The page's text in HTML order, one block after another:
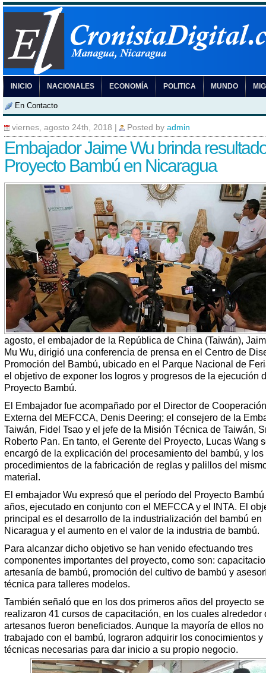
INICIO NACIONALES ECONOMÍA POLITICA MUNDO
En Contacto
viernes, agosto 24th, 2018 Posted by admin
Embajador Jaime Wu brinda
Proyecto Bambú en Nicaragua
agosto, el embajador de la República de China (Taiwán),
Mu Wu, dirigió una conferencia de prensa en el Centro de
Promoción del Bambú, ubicado en el Parque Nacional de
el objetivo de exponer los logros y progresos de la ejecución
Proyecto Bambú.
El Embajador fue acompañado por el Director de Cooperación
Externa del MEFCCA, Denis Deering; el consejero de la
Taiwán, Fidel Tsao y el jefe de la Misión Técnica de Taiwán,
Roberto Pan. En tanto, el Gerente del Proyecto, Lucas Wang
encargó de la explicación del procesamiento del bambú, y los
procedimientos de la fabricación de reglas y palillos del
material.
El embajador Wu expresó que el período del Proyecto
años, ejecutado en conjunto con el MEFCCA y el INTA. El
principal es el desarrollo de la industrialización del bambú en
Nicaragua y el aumento en el valor de la industria de bambú.
Para alcanzar dicho objetivo se han venido efectuando tres
componentes importantes del proyecto, como son:
artesanía de bambú, promoción del cultivo de bambú y
técnica para talleres modelos.
También señaló que en los dos primeros años del proyecto se
realizaron 41 cursos de capacitación, en los cuales alrededor
artesanos fueron beneficiados. Aunque la mayoría de ellos
trabajado con el bambú, lograron adquirir los conocimientos y
técnicas necesarias para dar inicio a su propio negocio.